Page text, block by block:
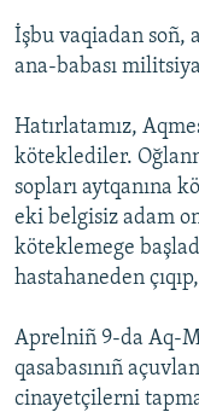
RFE/RS bütün
İşbu vaqiadan soñ,
ana-babası
Hatırlatamız,
köteklediler.
sopları aytqanına
eki belgisiz adam
köteklemege
hastahaneden
Aprelniñ 9-da Aq-
qasabasınıñ
cinayetçilerni